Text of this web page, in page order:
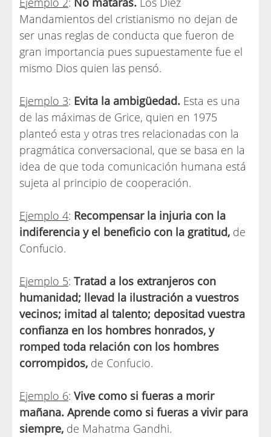
Mandamientos del cristianismo no dejan de
ser unas reglas de conducta que fueron de
gran importancia pues supuestamente fue el
mismo Dios quien las pensó.
Ejemplo 3: Evita la ambigüedad. Esta es una
de las máximas de Grice, quien en 1975
planteó esta y otras tres relacionadas con la
pragmática conversacional, que se basa en la
idea de que toda comunicación humana está
sujeta al principio de cooperación.
Ejemplo 4: Recompensar la injuria con la
indiferencia y el beneficio con la gratitud, de
Confucio.
Ejemplo 5: Tratad a los extranjeros con
humanidad; llevad la ilustración a vuestros
vecinos; imitad al talento; depositad vuestra
confianza en los hombres honrados, y
romped toda relación con los hombres
corrompidos, de Confucio.
Ejemplo 6: Vive como si fueras a morir
mañana. Aprende como si fueras a vivir para
siempre, de Mahatma Gandhi.